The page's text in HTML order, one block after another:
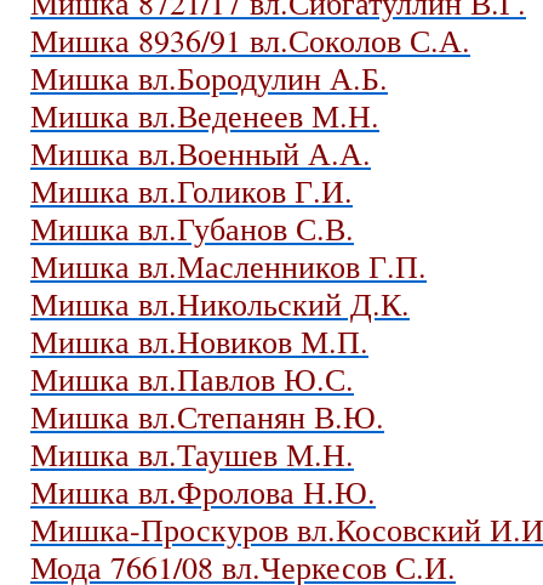
Мишка 8936/91 вл.Соколов С.А.
Мишка вл.Бородулин А.Б.
Мишка вл.Веденеев М.Н.
Мишка вл.Военный А.А.
Мишка вл.Голиков Г.И.
Мишка вл.Губанов С.В.
Мишка вл.Масленников Г.П.
Мишка вл.Никольский Д.К.
Мишка вл.Новиков М.П.
Мишка вл.Павлов Ю.С.
Мишка вл.Степанян В.Ю.
Мишка вл.Таушев М.Н.
Мишка вл.Фролова Н.Ю.
Мишка-Проскуров вл.Косовский
Мода 7661/08 вл.Черкесов С.И.